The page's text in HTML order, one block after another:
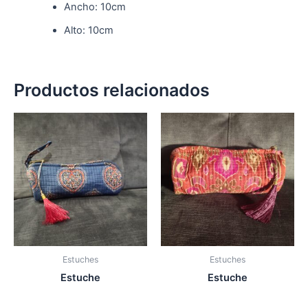
Ancho: 10cm
Alto: 10cm
Productos relacionados
Estuches
Estuche
Estuches
Estuche